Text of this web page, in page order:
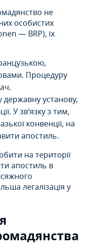
не
особистих
— BRP), їх
Процедуру
державну установу,
У зв’язку з тим,
конвенції, на
апостиль.
на території
апостиль в
легалізація у